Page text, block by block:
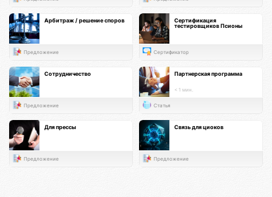
Арбитраж / решение споров
Предложение
Сертификация
тестировщиков Псионы
Сертификатор
Сотрудничество
Предложение
Партнерская программа
< 1 мин.
Статья
Для прессы
Предложение
Связь для циоков
Предложение